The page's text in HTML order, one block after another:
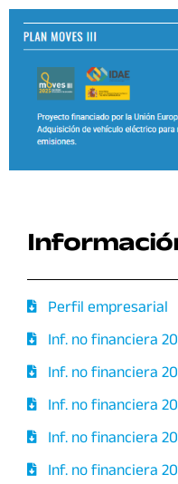
Perfil empresarial
Inf. no financiera
Inf. no financiera
Inf. no financiera
Inf. no financiera
Inf. no financiera